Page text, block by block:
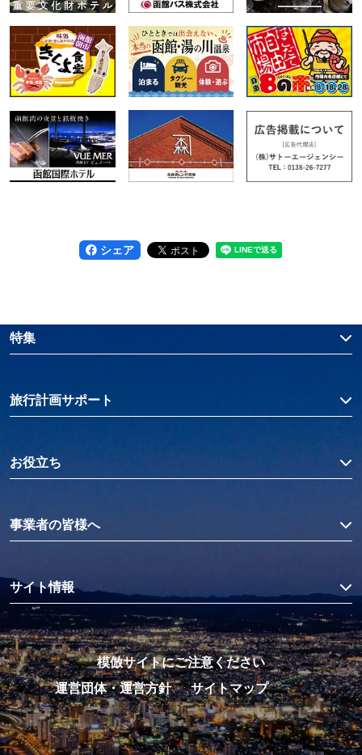
シェア
特集
旅行計画サポート
お役立ち
事業者の皆様へ
サイト情報
模倣サイトにご注意ください
運営団体・運営方針
サイトマップ